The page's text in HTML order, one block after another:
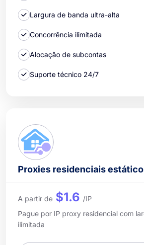
Largura de banda ultra-alta
Concorrência ilimitada
Alocação de subcontas
Suporte técnico 24/7
Proxies residenciais
A partir de $1.6 /IP
Pague por IP proxy residencial com
ilimitada